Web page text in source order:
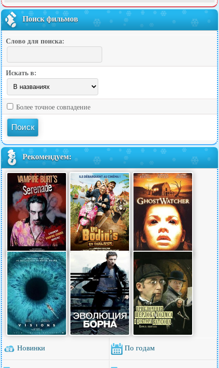
Поиск фильмов
Слово для поиска:
Искать в:
Более точное совпадение
Рекомендуем:
Новинки По годам